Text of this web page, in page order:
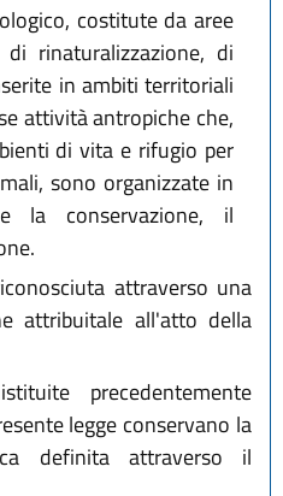
costitute da aree
rinaturalizzazione, di
in ambiti territoriali
attività antropiche che,
di vita e rifugio per
sono organizzate in
la conservazione, il
attraverso una
attribuitale all'atto della
precedentemente
legge conservano la
definita attraverso il